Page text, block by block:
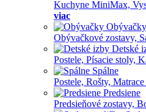
Kuchyne MiniMax,
viac
Obývačky
Obývačkové zostavy,
Detské
Postele, Písacie stoly,
Spálne
Postele, Rošty, Matrace
Predsiene
Predsieňové zostavy,